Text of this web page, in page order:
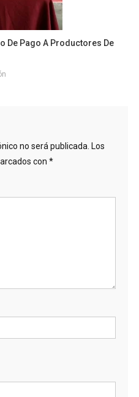
De Pago A Productores De
no será publicada. Los
con *